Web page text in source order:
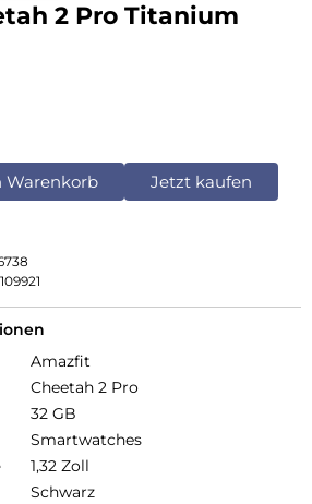
2 Pro Titanium
Warenkorb Jetzt kaufen
Amazfit
Cheetah 2 Pro
32 GB
Smartwatches
1,32 Zoll
Schwarz